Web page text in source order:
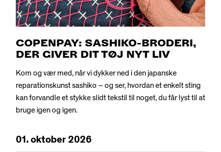
COPENPAY: SASHIKO-BRODERI,
DER GIVER DIT TØJ NYT LIV
Kom og vær med, når vi dykker ned i den japanske
reparationskunst sashiko – og ser, hvordan et enkelt sting
kan forvandle et stykke slidt tekstil til noget, du får lyst til at
bruge igen og igen.
01.oktober2026